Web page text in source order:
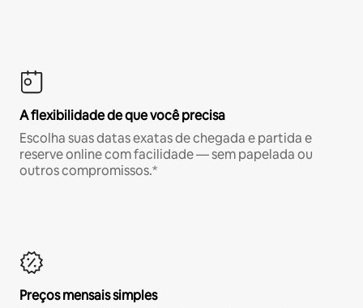
A flexibilidade de que você precisa
Escolha suas datas exatas de chegada e partida e
reserve online com facilidade — sem papelada ou
outros compromissos.*
Preços mensais simples